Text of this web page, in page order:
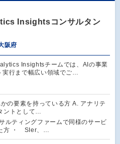
Insightsコンサルタン
阪府
Insightsチームでは、AIの事業
行まで幅広い領域でご…
の要素を持っている方 A. アナリテ
ントとして…
ティングファームで同様のサービ
方 ・ SIer、…